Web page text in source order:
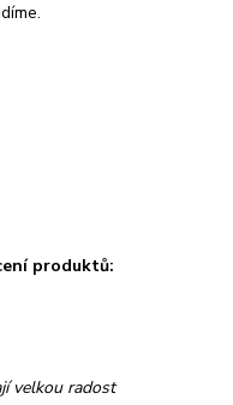
produktů:
velkou radost